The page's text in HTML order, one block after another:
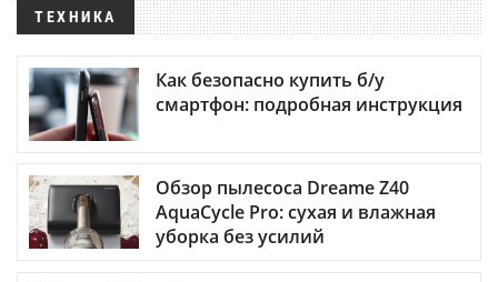
ТЕХНИКА
Как безопасно купить б/у
смартфон: подробная инструкция
Обзор пылесоса Dreame Z40
AquaCycle Pro: сухая и влажная
уборка без усилий